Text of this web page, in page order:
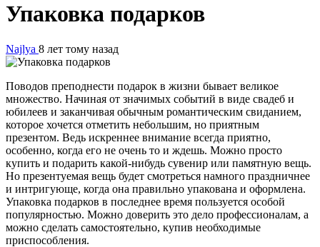
Упаковка подарков
Najlya 8 лет тому назад
Поводов преподнести подарок в жизни бывает великое
множество. Начиная от значимых событий в виде свадеб и
юбилеев и заканчивая обычным романтическим свиданием,
которое хочется отметить небольшим, но приятным
презентом. Ведь искреннее внимание всегда приятно,
особенно, когда его не очень то и ждешь. Можно просто
купить и подарить какой-нибудь сувенир или памятную вещь.
Но презентуемая вещь будет смотреться намного праздничнее
и интригующе, когда она правильно упакована и оформлена.
Упаковка подарков в последнее время пользуется особой
популярностью. Можно доверить это дело профессионалам, а
можно сделать самостоятельно, купив необходимые
приспособления.